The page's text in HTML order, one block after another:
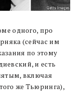
одного, про
(сейчас им
по этому
и есть
включая
же Тьюринга),